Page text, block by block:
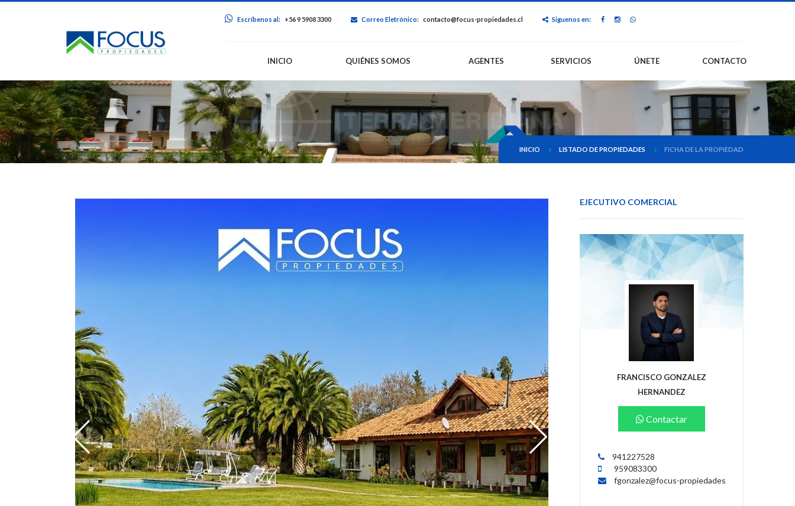
Escríbenos al: +56 9 5908 3300 Correo Eletrónico: contacto@focus-propiedades.cl Siguenos en:
INICIO QUIÉNES SOMOS AGENTES SERVICIOS ÚNETE CONTACTO
INICIO LISTADO DE PROPIEDADES FICHA DE LA PROPIEDAD
EJECUTIVO COMERCIAL
FRANCISCO GONZALEZ
HERNANDEZ
Contactar
941227528
959083300
fgonzalez@focus-propiedades.cl